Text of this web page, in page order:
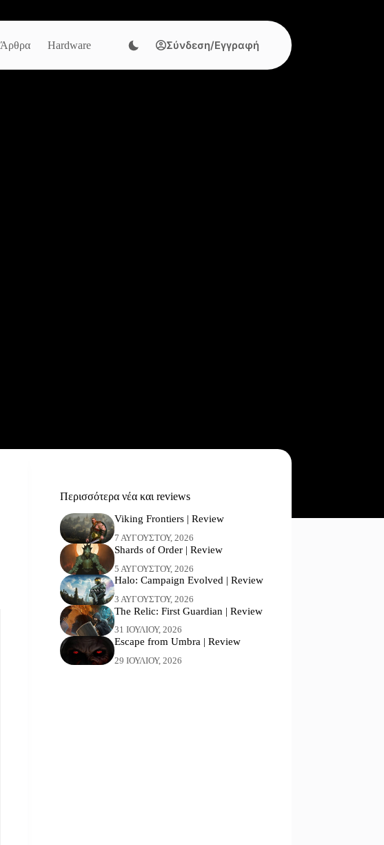
Άρθρα Hardware Σύνδεση/Εγγραφή
Περισσότερα νέα και reviews
Viking Frontiers | Review
7 ΑΥΓΟΎΣΤΟΥ, 2026
Shards of Order | Review
5 ΑΥΓΟΎΣΤΟΥ, 2026
Halo: Campaign Evolved | Review
3 ΑΥΓΟΎΣΤΟΥ, 2026
The Relic: First Guardian | Review
31 ΙΟΥΛΊΟΥ, 2026
Escape from Umbra | Review
29 ΙΟΥΛΊΟΥ, 2026